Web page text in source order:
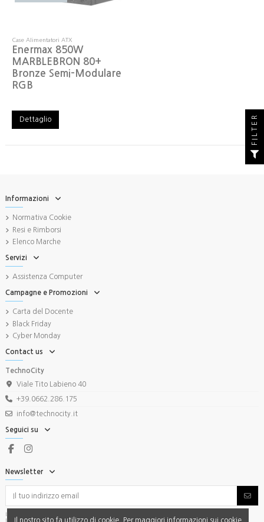
Case Alimentatori ATX
Enermax 850W
MARBLEBRON 80+
Bronze Semi-Modulare
RGB
Dettaglio
Informazioni
Normativa Cookie
Resi e Rimborsi
Elenco Marche
Servizi
Assistenza Computer
Campagne e Promozioni
Carta del Docente
Black Friday
Cyber Monday
Contact us
TechnoCity
Viale Tito Labieno 40
+39.0662.286.175
info@technocity.it
Seguici su
Newsletter
Iscriviti e non perdere le Promo. Puoi annullare
l'iscrizione quando vuoi
Il nostro sito fa utilizzo di cookie. Per maggiori informazioni sui cookie
FILTER